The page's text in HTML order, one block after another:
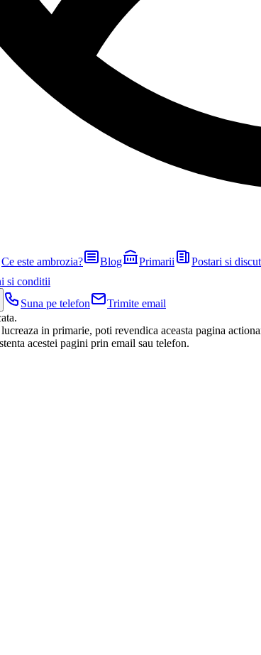
Ce este ambrozia? Blog Primarii Postari si
si conditii
Suna pe telefon
Trimite email
in primarie, poti revendica aceasta pagina
acestei pagini prin email sau telefon.